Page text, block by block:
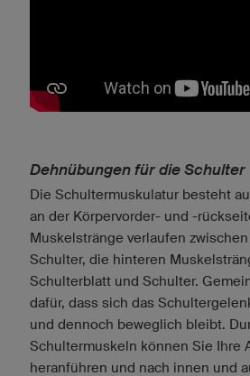
Dehnübungen für die Schulter
Die Schultermuskulatur besteht
an der Körpervorder- und -
Muskelstränge verlaufen
Schulter, die hinteren
Schulterblatt und Schulter.
dafür, dass sich das
und dennoch beweglich bleibt.
Schultermuskeln können Sie Ihre
heranführen und nach innen und